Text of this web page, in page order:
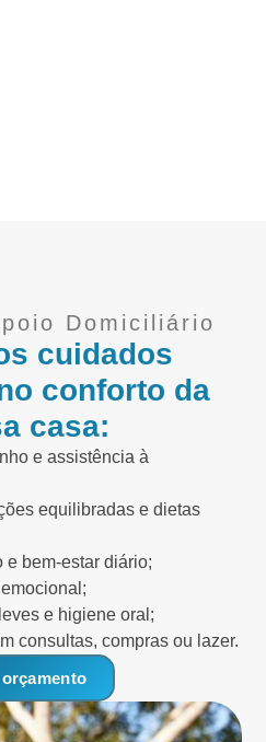
Domiciliário
cuidados
conforto da
casa:
e assistência à
equilibradas e dietas
bem-estar diário;
e higiene oral;
consultas, compras ou lazer.